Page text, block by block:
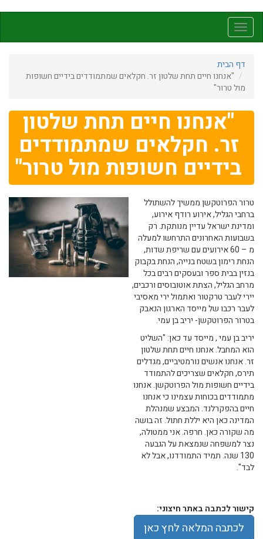
לתוכן
העיקריToggle
navigation
דף הבית
"אנחנו חיים תחת שלטון זר. חקלאים שמתמודדים בידיים חשופות
מול טרור"
"אנחנו חיים תחת שלטון
זר. חקלאים שמתמודדים
בידיים חשופות מול טרור"
טרור הפרוטקשן ממשיך להשתולל
ברחבי הגליל, אירוע רודף אירוע,
ומדינת ישראל עדיין מנותקת. רק
בשבועות האחרונים התרחשו למעלה
מ – 60 אירועים עם שריפת שדות,
הנחת רימון בשטח בנייה, הנחת בקבוק
בנזין בבית ספר ובעסקים רבים בכל
מרחב הגליל, הצתת אוטובוסים ורכבים,
יירי לעבר טרקטור ואתמול ירי מאסיבי
לעבר רכבו של מייסד הארגון הנאבק
בטרור הפרוטקשן- יריב בן עמי.
יריב בן עמי , מייסד עד כאן: "השליט
הוא המחבל. אנחנו חיים תחת שלטון
זר. אנחנו אנשים נורמטיביים, מגדלים
תירס, חקלאים שצריכים להתמודד
בידיים חשופות מול הפרוטקשן. אנחנו
מתמודדים בכוחות עצמינו כי אנחנו
חיים בהפקרלנד. המבצע שמנהלת
המדינה כאן היא יללת חתול. זה בושה
מה שקורה כאן. חרפה. אני ממטולה,
נצר למשפחה שנמצאת על הגבעה
130 שנה. תמיד התמודדנו, אבל לא
לבד".
קישור לכתבה באתר חיצוני:
לכתבה המלאה לחץ כאן